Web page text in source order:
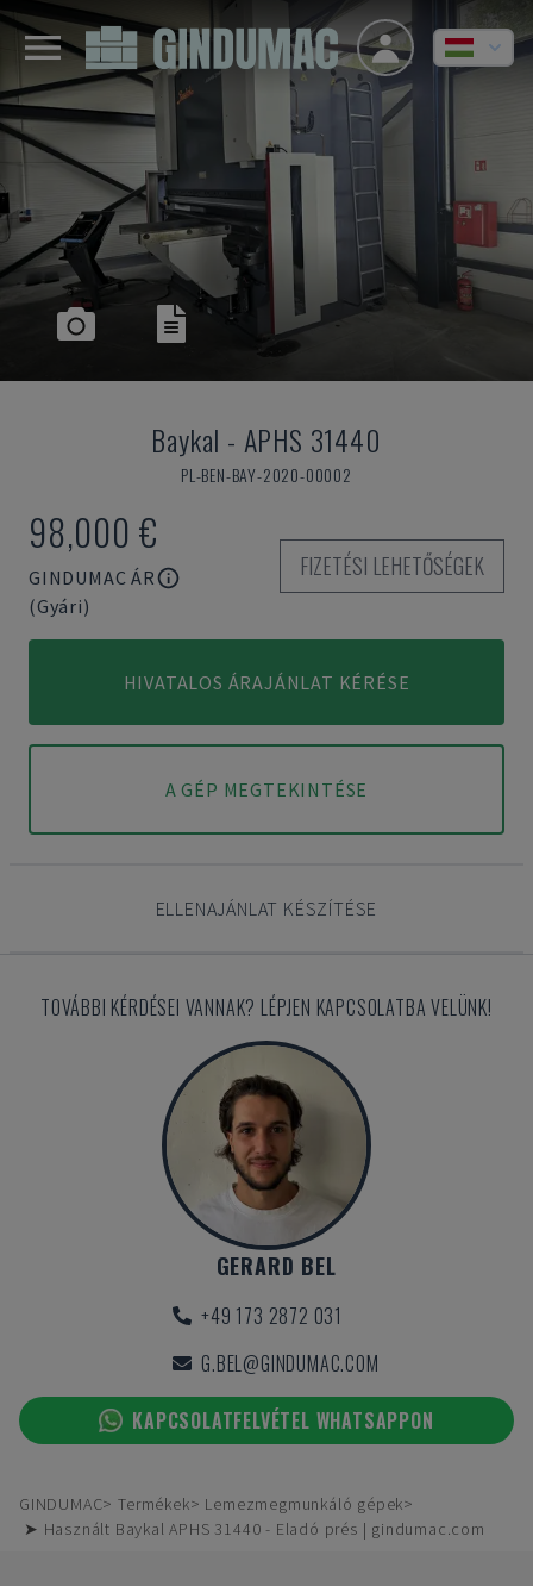
Baykal - APHS 31440
PL-BEN-BAY-2020-00002
98,000 €
GINDUMAC ÁR
(Gyári)
FIZETÉSI LEHETŐSÉGEK
HIVATALOS ÁRAJÁNLAT KÉRÉSE
A GÉP MEGTEKINTÉSE
ELLENAJÁNLAT KÉSZÍTÉSE
TOVÁBBI KÉRDÉSEI VANNAK? LÉPJEN KAPCSOLATBA VELÜNK!
GERARD BEL
+49 173 2872 031
G.BEL@GINDUMAC.COM
KAPCSOLATFELVÉTEL WHATSAPPON
GINDUMAC Termékek
Lemezmegmunkáló gépek
➤ Használt Baykal APHS 31440 - Eladó prés | gindumac.com